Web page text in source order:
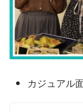
カジュアル